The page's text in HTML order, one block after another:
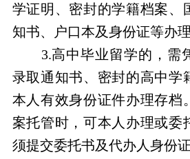
学证明、密封的学籍档案、
知书、户口本及身份证等办理
3.高中毕业留学的，需
录取通知书、密封的高中学
本人有效身份证件办理存档
案托管时，可本人办理或委
须提交委托书及代办人身份证